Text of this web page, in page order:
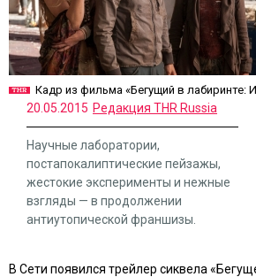
Кадр из фильма «Бегущий в лабиринте:
20.05.2015 Редакция THR Russia
Научные лаборатории,
постапокалиптические пейзажы,
жестокие эксперименты и нежные
взгляды — в продолжении
антиутопической франшизы.
В Сети появился трейлер сиквела